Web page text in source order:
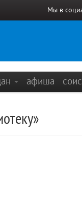
Мы в
афиша